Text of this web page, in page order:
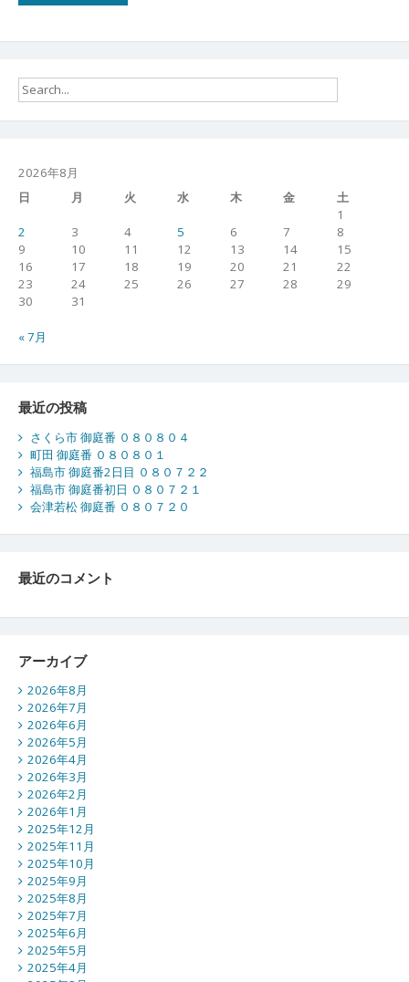
2026年8月
日
月 火 水 木 金
土
1
2
3 4 5 6 7
8
9
10 11 12 13 14
15
16
17 18 19 20 21
22
23
24 25 26 27 28
29
30
31
« 7月
最近の投稿
さくら市 御庭番 ０８０８０４
町田 御庭番 ０８０８０１
福島市 御庭番2日目 ０８０７２２
福島市 御庭番初日 ０８０７２１
会津若松 御庭番 ０８０７２０
最近のコメント
アーカイブ
2026年8月
2026年7月
2026年6月
2026年5月
2026年4月
2026年3月
2026年2月
2026年1月
2025年12月
2025年11月
2025年10月
2025年9月
2025年8月
2025年7月
2025年6月
2025年5月
2025年4月